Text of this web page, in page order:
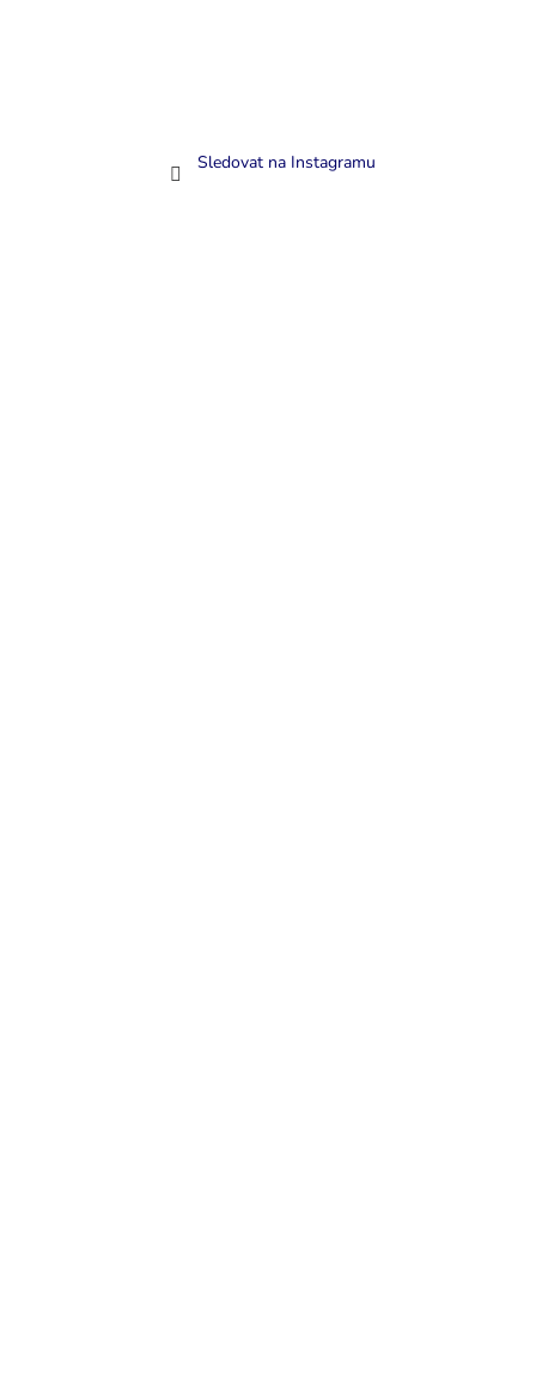
Sledovat na Instagramu